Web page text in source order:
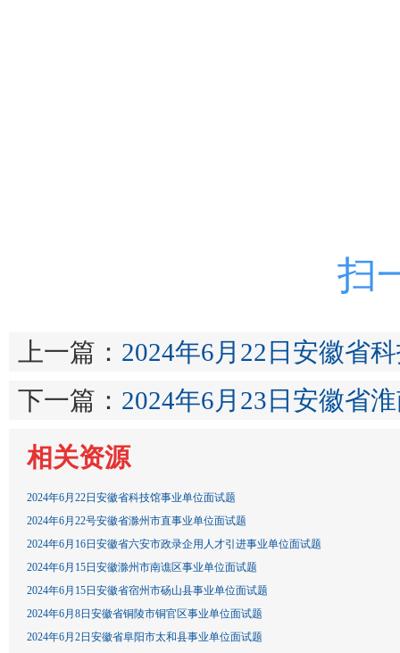
扫
上一篇： 2024年6月22日安徽省
下一篇： 2024年6月23日安徽省
相关资源
2024年6月22日安徽省科技馆事业单位面试题
2024年6月22号安徽省滁州市直事业单位面试题
2024年6月16日安徽省六安市政录企用人才引进事业单位面试题
2024年6月15日安徽滁州市南谯区事业单位面试题
2024年6月15日安徽省宿州市砀山县事业单位面试题
2024年6月8日安徽省铜陵市铜官区事业单位面试题
2024年6月2日安徽省阜阳市太和县事业单位面试题